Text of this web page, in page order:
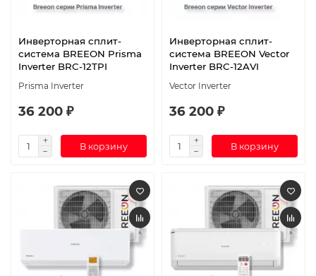
Инверторная сплит-
система BREEON Prisma
Inverter BRC-12TPI
Prisma Inverter
36 200 ₽
В корзину
Инверторная сплит-
система BREEON Vector
Inverter BRC-12AVI
Vector Inverter
36 200 ₽
В корзину